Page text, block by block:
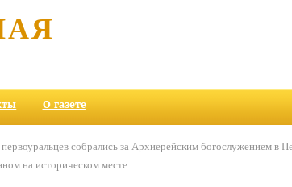
О газете
собрались за Архиерейским богослужением в
на историческом месте